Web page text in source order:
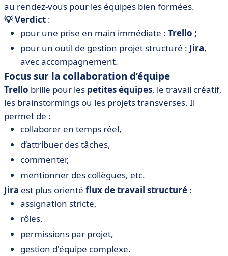
au rendez-vous pour les équipes bien formées.
💡 Verdict :
pour une prise en main immédiate : Trello ;
pour un outil de gestion projet structuré : Jira,
avec accompagnement.
Focus sur la collaboration d’équipe
Trello brille pour les petites équipes, le travail créatif,
les brainstormings ou les projets transverses. Il
permet de :
collaborer en temps réel,
d’attribuer des tâches,
commenter,
mentionner des collègues, etc.
Jira est plus orienté flux de travail structuré :
assignation stricte,
rôles,
permissions par projet,
gestion d'équipe complexe.